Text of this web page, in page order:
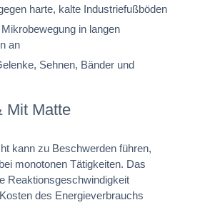
harte, kalte Industriefußböden
in langen
an
Sehnen, Bänder und
Mit Matte
kann zu Beschwerden führen,
monotonen Tätigkeiten. Das
Reaktionsgeschwindigkeit
des Energieverbrauchs